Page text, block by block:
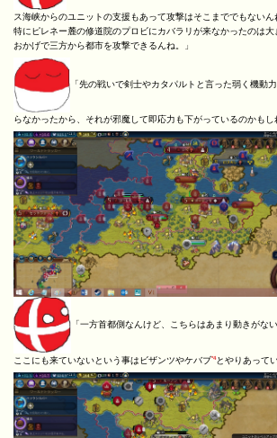
ス海峡からのユニットの支援もあって攻撃はそこまででもないん
特にピレネー麓の修道院のプロビにカバラリが来なかったのは大
おかげで三方から都市を攻撃できるんね。」
「先の戦いで剣士やカタパルトと言った弱く機動
らなかったから、それが邪魔して即応力も下がっているのかもし
「一方首都側なんけど、こちらはあまり動きがない
ここにも来ていないという事はビザンツやケバブ*4とやりあって